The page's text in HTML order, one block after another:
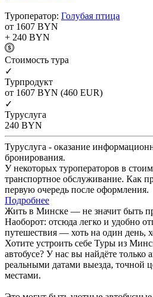
Туроператор: Голубая птица
от 1607 BYN
+ 240 BYN
Cтоимость тура
✓
Турпродукт
от 1607 BYN (460 EUR)
✓
Туруслуга
240 BYN
Туруслуга - оказание
бронирования.
У некоторых туроператоров в
транспортное обслуживание. Как
первую очередь после оформления.
Подробнее
Жить в Минске — не значит быть
Наоборот: отсюда легко и удобно
путешествия — хоть на один день,
Хотите устроить себе Туры из
автобусе? У нас вы найдёте только
реальными датами выезда, точной
местами.